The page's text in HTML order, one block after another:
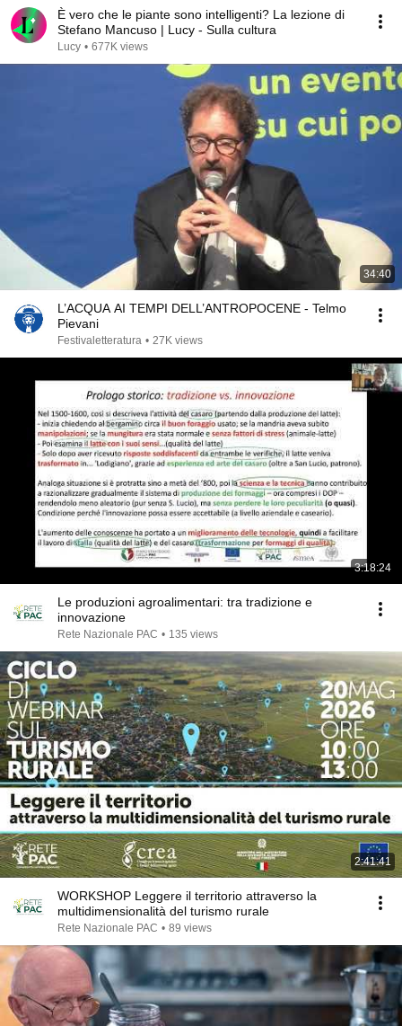
È vero che le piante sono intelligenti? La lezione di
Stefano Mancuso | Lucy - Sulla cultura
Lucy • 677K views
34:40
L’ACQUA AI TEMPI DELL’ANTROPOCENE - Telmo
Pievani
Festivaletteratura • 27K views
3:18:24
Le produzioni agroalimentari: tra tradizione e
innovazione
Rete Nazionale PAC • 135 views
2:41:41
WORKSHOP Leggere il territorio attraverso la
multidimensionalità del turismo rurale
Rete Nazionale PAC • 89 views